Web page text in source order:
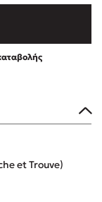
et Trouve)